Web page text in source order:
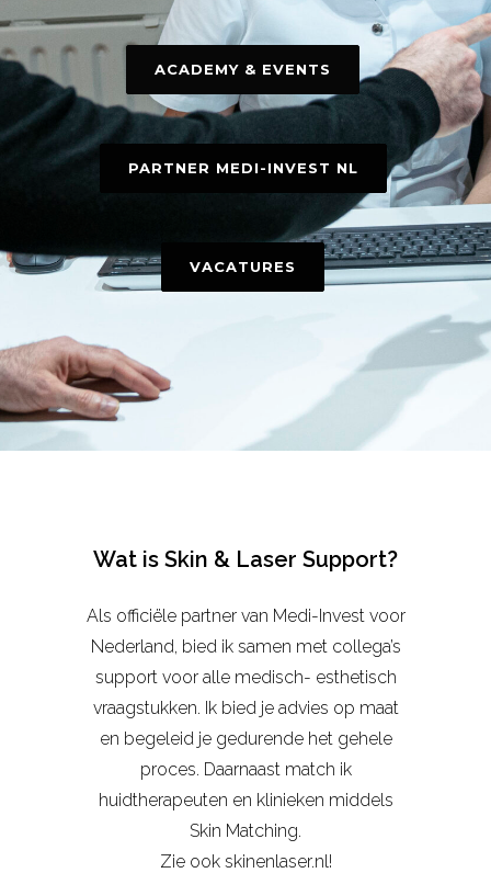
ACADEMY & EVENTS
PARTNER MEDI-INVEST NL
VACATURES
Wat is Skin & Laser Support?
Als officiële partner van Medi-Invest voor
Nederland, bied ik samen met collega’s
support voor alle medisch- esthetisch
vraagstukken. Ik bied je advies op maat
en begeleid je gedurende het gehele
proces. Daarnaast match ik
huidtherapeuten en klinieken middels
Skin Matching.
Zie ook skinenlaser.nl!